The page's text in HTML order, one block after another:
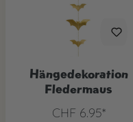
Hängedekoration
Fledermaus
CHF 6.95*